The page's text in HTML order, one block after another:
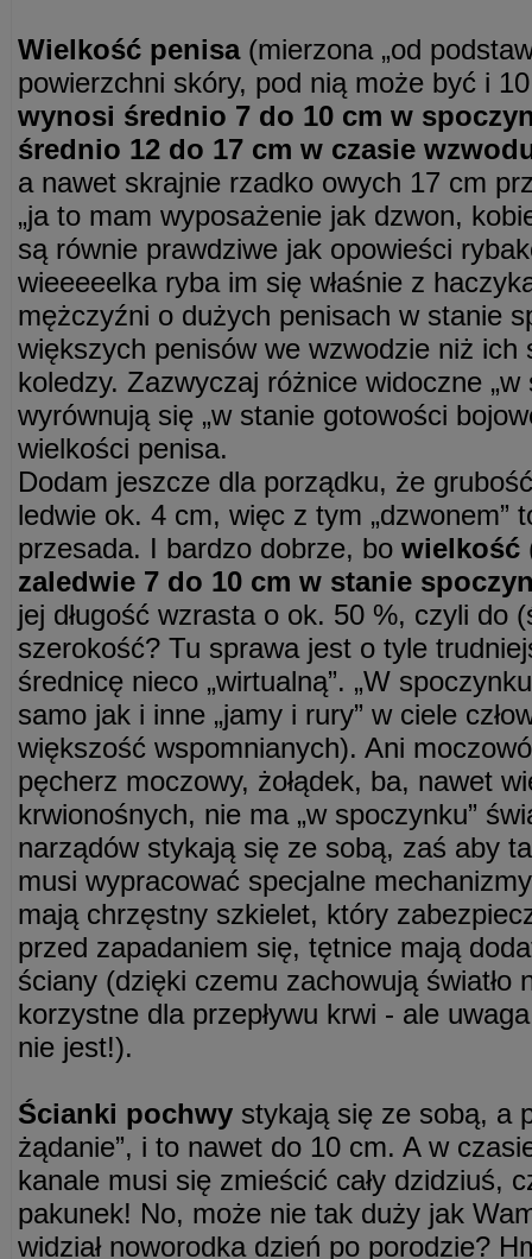
Wielkość penisa(mierzona „od
powierzchni skóry, pod nią może być i
wynosi średnio 7 do 10 cm w
średnio 12 do 17 cm w czasie
a nawet skrajnie rzadko owych 17 cm
„ja to mam wyposażenie jak dzwon,
są równie prawdziwe jak opowieści
wieeeeelka ryba im się właśnie z
mężczyźni o dużych penisach w stanie
większych penisów we wzwodzie niż ich
koledzy. Zazwyczaj różnice widoczne „w
wyrównują się „w stanie gotowości
wielkości penisa.
Dodam jeszcze dla porządku, że
ledwie ok. 4 cm, więc z tym „dzwonem”
przesada. I bardzo dobrze, bo wielkość
zaledwie 7 do 10 cm w stanie
jej długość wzrasta o ok. 50 %, czyli do
szerokość? Tu sprawa jest o tyle
średnicę nieco „wirtualną”. „W
samo jak i inne „jamy i rury” w ciele
większość wspomnianych). Ani
pęcherz moczowy, żołądek, ba, nawet
krwionośnych, nie ma „w spoczynku”
narządów stykają się ze sobą, zaś aby
musi wypracować specjalne
mają chrzęstny szkielet, który
przed zapadaniem się, tętnice mają
ściany (dzięki czemu zachowują światło
korzystne dla przepływu krwi - ale
nie jest!).
Ścianki pochwy stykają się ze sobą, a
żądanie”, i to nawet do 10 cm. A w
kanale musi się zmieścić cały dzidziuś,
pakunek! No, może nie tak duży jak
widział noworodka dzień po porodzie?